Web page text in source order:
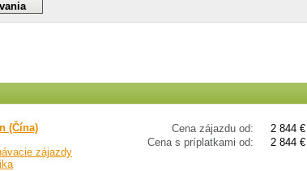
Cena zájazdu od:
2 844 €
Cena s príplatkami od:
2 844 €
(Čína)
zájazdy